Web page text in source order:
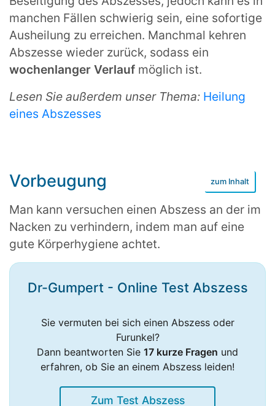
manchen Fällen schwierig sein, eine sofortige
Ausheilung zu erreichen. Manchmal kehren
Abszesse wieder zurück, sodass ein
wochenlanger Verlauf möglich ist.
Lesen Sie außerdem unser Thema: Heilung
eines Abszesses
Vorbeugung
Man kann versuchen einen Abszess an der im
Nacken zu verhindern, indem man auf eine
gute Körperhygiene achtet.
Dr-Gumpert - Online Test Abszess
Sie vermuten bei sich einen Abszess oder
Furunkel?
Dann beantworten Sie 17 kurze Fragen und
erfahren, ob Sie an einem Abszess leiden!
Zum Test Abszess